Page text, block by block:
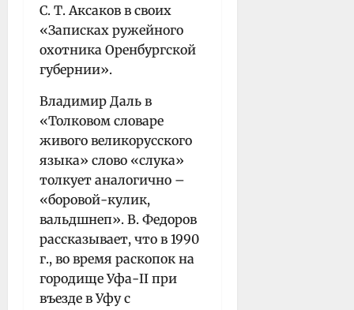
С. Т. Аксаков в своих
«Записках ружейного
охотника Оренбургской
губернии».
Владимир Даль в
«Толковом словаре
живого великорусского
языка» слово «слука»
толкует аналогично –
«боровой-кулик,
вальдшнеп». В. Федоров
рассказывает, что в 1990
г., во время раскопок на
городище Уфа-II при
въезде в Уфу с